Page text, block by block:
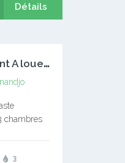
Détails
A
ppartement A louer Bonandjo
chambres
salon 01
3